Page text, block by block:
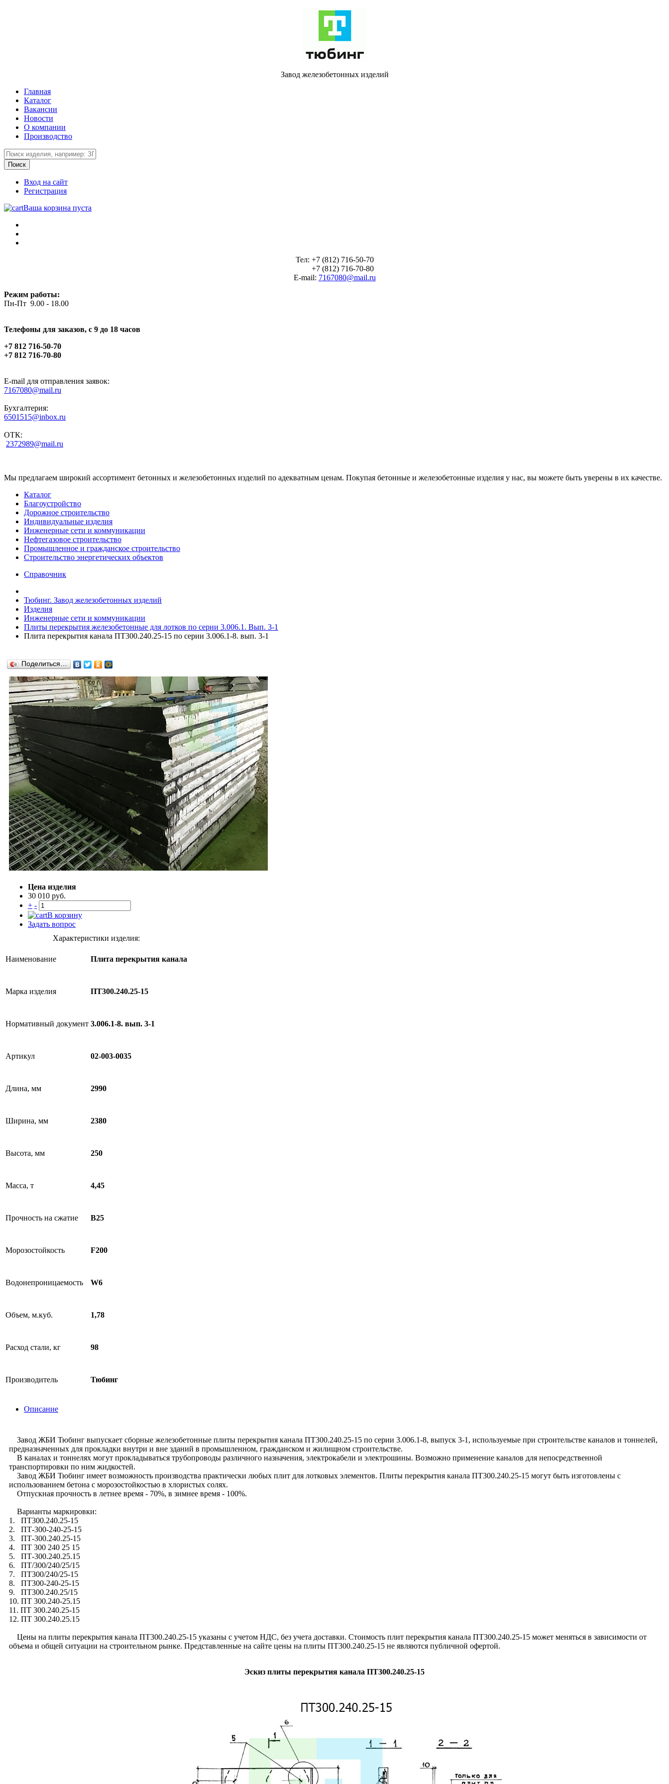
Завод железобетонных изделий
Главная
Каталог
Вакансии
Новости
О компании
Производство
Вход на сайт
Регистрация
Ваша корзина пуста
Тел: +7 (812) 716-50-70
+7 (812) 716-70-80
E-mail: 7167080@mail.ru
Режим работы:
Пн-Пт 9.00 - 18.00
Телефоны для заказов, c 9 до 18 часов
+7 812 716-50-70
+7 812 716-70-80
E-mail для отправления заявок:
7167080@mail.ru
Бухгалтерия:
6501515@inbox.ru
ОТК:
2372989@mail.ru
Мы предлагаем широкий ассортимент бетонных и железобетонных изделий по адекватным ценам. Покупая бетонные и железобетонные изделия у нас, вы можете быть уверены в их качестве.
Каталог
Благоустройство
Дорожное строительство
Индивидуальные изделия
Инженерные сети и коммуникации
Нефтегазовое строительство
Промышленное и гражданское строительство
Строительство энергетических объектов
Справочник
Тюбинг. Завод железобетонных изделий
Изделия
Инженерные сети и коммуникации
Плиты перекрытия железобетонные для лотков по серии 3.006.1. Вып. 3-1
Плита перекрытия канала ПТ300.240.25-15 по серии 3.006.1-8. вып. 3-1
Поделиться…
Цена изделия
30 010 руб.
+ -
В корзину
Задать вопрос
Характеристики изделия:
Наименование Плита перекрытия канала
Марка изделия ПТ300.240.25-15
Нормативный документ 3.006.1-8. вып. 3-1
Артикул 02-003-0035
Длина, мм 2990
Ширина, мм 2380
Высота, мм 250
Масса, т 4,45
Прочность на сжатие B25
Морозостойкость F200
Водонепроницаемость W6
Объем, м.куб. 1,78
Расход стали, кг 98
Производитель Тюбинг
Описание
Завод ЖБИ Тюбинг выпускает сборные железобетонные плиты перекрытия канала ПТ300.240.25-15 по серии 3.006.1-8, выпуск 3-1, используемые при строительстве каналов и тоннелей,
предназначенных для прокладки внутри и вне зданий в промышленном, гражданском и жилищном строительстве.
В каналах и тоннелях могут прокладываться трубопроводы различного назначения, электрокабели и электрошины. Возможно применение каналов для непосредственной
транспортировки по ним жидкостей.
Завод ЖБИ Тюбинг имеет возможность производства практически любых плит для лотковых элементов. Плиты перекрытия канала ПТ300.240.25-15 могут быть изготовлены с
использованием бетона с морозостойкостью в хлористых солях.
Отпускная прочность в летнее время - 70%, в зимнее время - 100%.
Варианты маркировки:
1. ПТ300.240.25-15
2. ПТ-300-240-25-15
3. ПТ-300.240.25-15
4. ПТ 300 240 25 15
5. ПТ-300.240.25.15
6. ПТ/300/240/25/15
7. ПТ300/240/25-15
8. ПТ300-240-25-15
9. ПТ300.240.25/15
10. ПТ 300.240-25.15
11. ПТ 300.240.25-15
12. ПТ 300.240.25.15
Цены на плиты перекрытия канала ПТ300.240.25-15 указаны с учетом НДС, без учета доставки. Стоимость плит перекрытия канала ПТ300.240.25-15 может меняться в зависимости от
объема и общей ситуации на строительном рынке. Представленные на сайте цены на плиты ПТ300.240.25-15 не являются публичной офертой.
Эскиз плиты перекрытия канала ПТ300.240.25-15